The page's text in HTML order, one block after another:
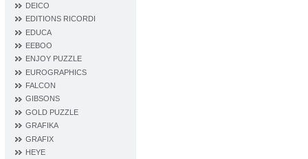
DEICO
EDITIONS RICORDI
EDUCA
EEBOO
ENJOY PUZZLE
EUROGRAPHICS
FALCON
GIBSONS
GOLD PUZZLE
GRAFIKA
GRAFIX
HEYE